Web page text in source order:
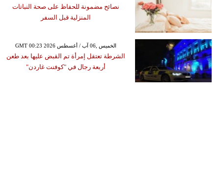
نصائح مضمونة للحفاظ على صحة النباتات
المنزلية قبل السفر
GMT 00:23 2026 الخميس ,06 آب / أغسطس
الشرطة تعتقل إمرأة تم القبض عليها بعد طعن
أربعة رجال في "كوفنت غاردن"